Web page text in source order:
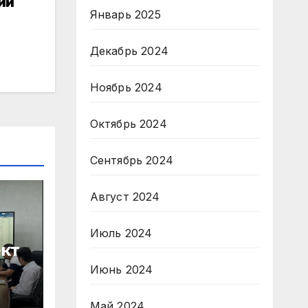
Январь 2025
Декабрь 2024
Ноябрь 2024
Октябрь 2024
Сентябрь 2024
Август 2024
Июль 2024
Июнь 2024